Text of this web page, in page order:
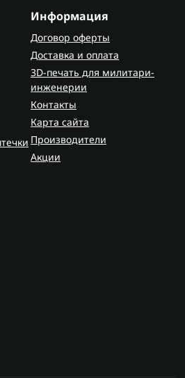
Информация
Договор оферты
Доставка и оплата
3D-печать для милитари-
инженерии
Контакты
Карта сайта
Производители
Акции